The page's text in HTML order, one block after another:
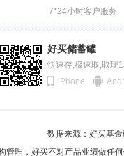
7*24小时客户服务
好买储蓄罐
快速存;极速取;取现
iPhone
数据来源：好买基
管理，好买不对产品业绩做